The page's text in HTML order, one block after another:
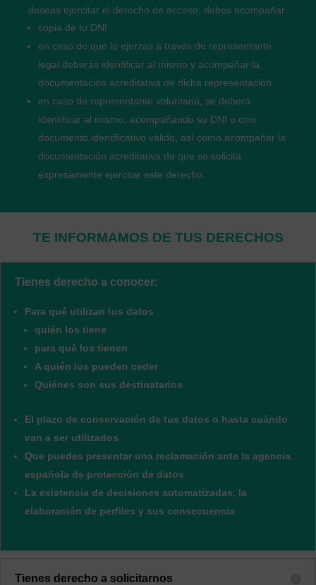
deseas ejercitar el derecho de acceso, debes acompañar:
copia de tu DNI
en caso de que lo ejerzas a través de representante
legal deberás identificar al mismo y acompañar la
documentación acreditativa de dicha representación
en caso de representante voluntario, se deberá
identificar al mismo, acompañando su DNI u otro
documento identificativo válido, así como acompañar la
documentación acreditativa de que se solicita
expresamente ejercitar este derecho.
TE INFORMAMOS DE TUS DERECHOS
Tienes derecho a conocer:
Para qué utilizan tus datos
quién los tiene
para qué los tienen
A quién los pueden ceder
Quiénes son sus destinatarios
El plazo de conservación de tus datos o hasta cuándo
van a ser utilizados
Que puedes presentar una reclamación ante la agencia
española de protección de datos
La existencia de decisiones automatizadas, la
elaboración de perfiles y sus consecuencia
Tienes derecho a solicitarnos